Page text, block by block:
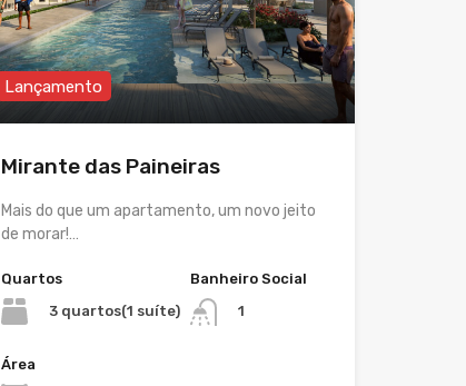
Lançamento
Mirante das Paineiras
Mais do que um apartamento, um novo jeito
de morar!…
Quartos
3 quartos(1 suíte)
Banheiro Social
1
Área